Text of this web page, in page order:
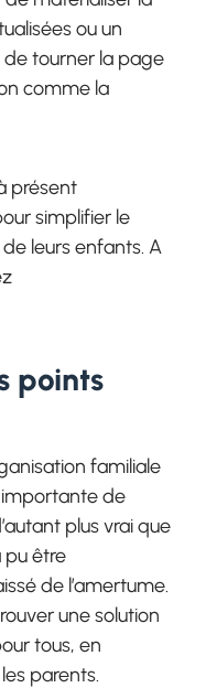
ou un
tourner la page
comme la
présent
simplifier le
leurs enfants. A
points
familiale
importante de
plus vrai que
pu être
de l’amertume.
une solution
tous, en
parents.